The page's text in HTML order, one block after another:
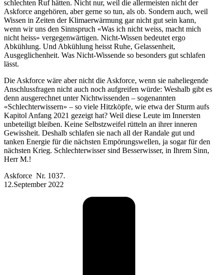
schlechten Ruf hätten. Nicht nur, weil die allermeisten nicht der
Askforce angehören, aber gerne so tun, als ob. Sondern auch, weil
Wissen in Zeiten der Klimaerwärmung gar nicht gut sein kann,
wenn wir uns den Sinnspruch «Was ich nicht weiss, macht mich
nicht heiss» vergegenwärtigen. Nicht-Wissen bedeutet ergo
Abkühlung. Und Abkühlung heisst Ruhe, Gelassenheit,
Ausgeglichenheit. Was Nicht-Wissende so besonders gut schlafen
lässt.
Die Askforce wäre aber nicht die Askforce, wenn sie naheliegende
Anschlussfragen nicht auch noch aufgreifen würde: Weshalb gibt es
denn ausgerechnet unter Nicht­wissenden – sogenannten
«Schlechterwissern» – so viele Hitzköpfe, wie etwa der Sturm aufs
Kapitol Anfang 2021 gezeigt hat? Weil diese Leute im Innersten
unbeteiligt bleiben. Keine Selbstzweifel rütteln an ihrer inneren
Gewissheit. Deshalb schlafen sie nach all der Randale gut und
tanken Energie für die nächsten Empörungswellen, ja sogar für den
nächsten Krieg. Schlechterwisser sind Besser­wisser, in Ihrem Sinn,
Herr M.!
Askforce Nr. 1037.
12.September 2022